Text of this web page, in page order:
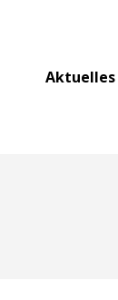
Aktuelles